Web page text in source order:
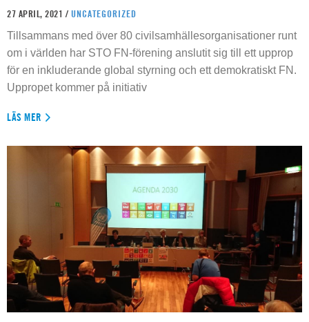
27 APRIL, 2021 / UNCATEGORIZED
Tillsammans med över 80 civilsamhällesorganisationer runt
om i världen har STO FN-förening anslutit sig till ett upprop
för en inkluderande global styrning och ett demokratiskt FN.
Uppropet kommer på initiativ
LÄS MER